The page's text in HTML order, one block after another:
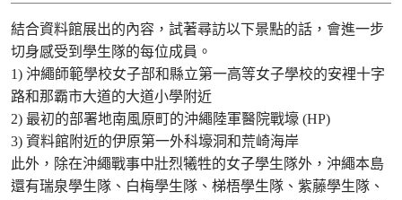
結合資料館展出的內容，試著尋訪以下景點的話，會進一步
切身感受到學生隊的每位成員。
1) 沖繩師範學校女子部和縣立第一高等女子學校的安裡十字
路和那霸市大道的大道小學附近
2) 最初的部署地南風原町的沖繩陸軍醫院戰壕 (HP)
3) 資料館附近的伊原第一外科壕洞和荒崎海岸
此外，除在沖繩戰事中壯烈犧牲的女子學生隊外，沖繩本島
還有瑞泉學生隊、白梅學生隊、梯梧學生隊、紫藤學生隊、